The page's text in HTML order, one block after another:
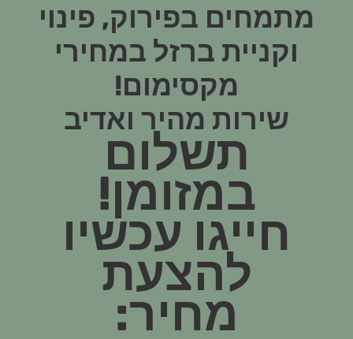
מתמחים בפירוק, פינוי
וקניית ברזל במחירי
מקסימום!
שירות מהיר ואדיב
תשלום
במזומן!
חייגו עכשיו
להצעת
מחיר: